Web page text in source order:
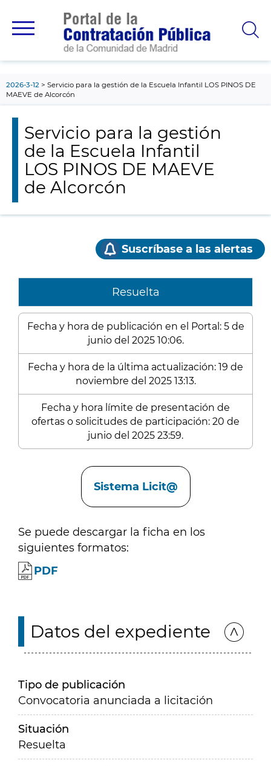
principal
2026-3-12
Servicio para la gestión de la Escuela Infantil LOS PINOS DE
MAEVE de Alcorcón
Servicio para la gestión
de la Escuela Infantil
LOS PINOS DE MAEVE
de Alcorcón
Suscríbase a las alertas
Resuelta
Fecha y hora de publicación en el Portal: 5 de
junio del 2025 10:06.
Fecha y hora de la última actualización: 19 de
noviembre del 2025 13:13.
Fecha y hora límite de presentación de
ofertas o solicitudes de participación: 20 de
junio del 2025 23:59.
Sistema Licit@
Se puede descargar la ficha en los
siguientes formatos:
PDF
Datos del expediente
Tipo de publicación
Convocatoria anunciada a licitación
Situación
Resuelta